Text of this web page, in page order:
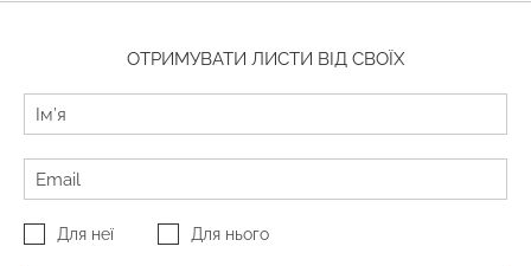
ОТРИМУВАТИ ЛИСТИ ВІД СВОЇХ
Для неї Для нього